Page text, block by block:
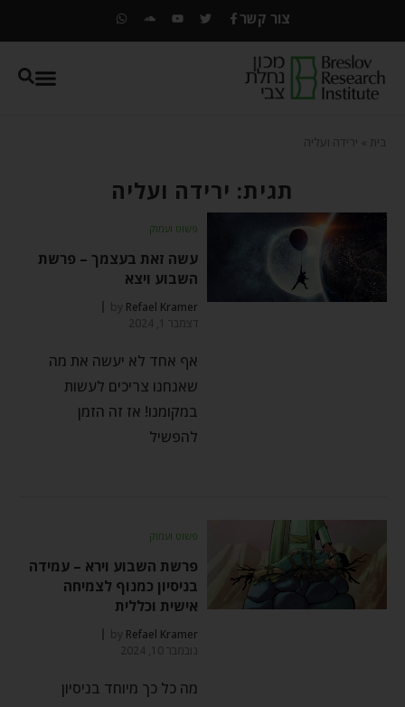
צור קשר
בית ירידה ועליה
תגית: ירידה ועליה
פשוט ועמוק
עשה זאת בעצמך – פרשת
השבוע ויצא
by Refael Kramer
דצמבר 1, 2024
אף אחד לא יעשה את מה
שאנחנו צריכים לעשות
במקומנו! אז זה הזמן
להפשיל
פשוט ועמוק
פרשת השבוע וירא – עמידה
בניסיון כמנוף לצמיחה
אישית וכללית
by Refael Kramer
נובמבר 10, 2024
מה כל כך מיוחד בניסיון